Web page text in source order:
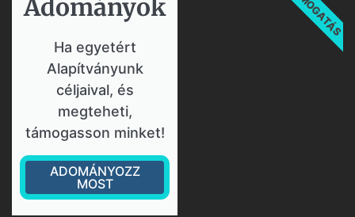
Adományok​
Ha egyetért
Alapítványunk
céljaival, és
megteheti,
támogasson minket!
ADOMÁNYOZZ
MOST